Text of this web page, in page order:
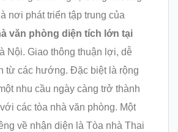
nơi phát triển tập trung của
văn phòng diện tích lớn tại
Nội. Giao thông thuận lợi, dễ
từ các hướng. Đặc biệt là rộng
nhu cầu ngày càng trở thành
các tòa nhà văn phòng. Một
về nhận diện là Tòa nhà Thai